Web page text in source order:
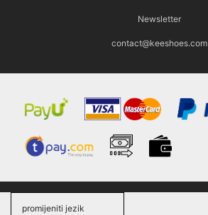
Newsletter
contact@keeshoes.com
promijeniti jezik